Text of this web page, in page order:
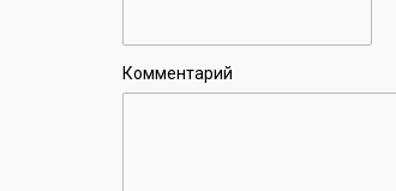
Комментарий